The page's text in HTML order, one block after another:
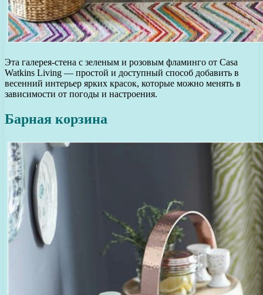
Эта галерея-стена с зеленым и розовым фламинго от Casa
Watkins Living — простой и доступный способ добавить в
весенний интерьер ярких красок, которые можно менять в
зависимости от погоды и настроения.
Барная корзина